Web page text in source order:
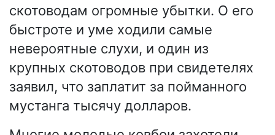
скотоводам огромные убытки. О его
быстроте и уме ходили самые
невероятные слухи, и один из
крупных скотоводов при свидетелях
заявил, что заплатит за пойманного
мустанга тысячу долларов.